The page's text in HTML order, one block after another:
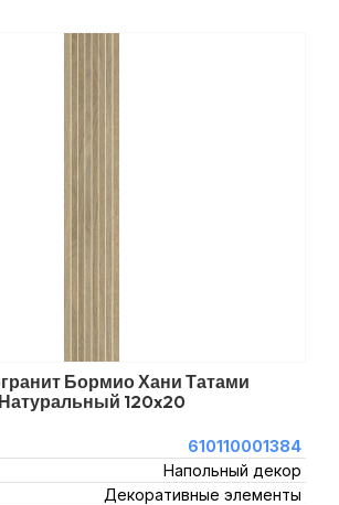
Бормио Хани Татами
Натуральный 120x20
610110001384
Напольный декор
Декоративные элементы